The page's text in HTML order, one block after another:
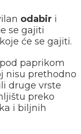
odabir i
se gajiti
koje će se gajiti.
paprikom
nisu prethodno
druge vrste
preko
i biljnih